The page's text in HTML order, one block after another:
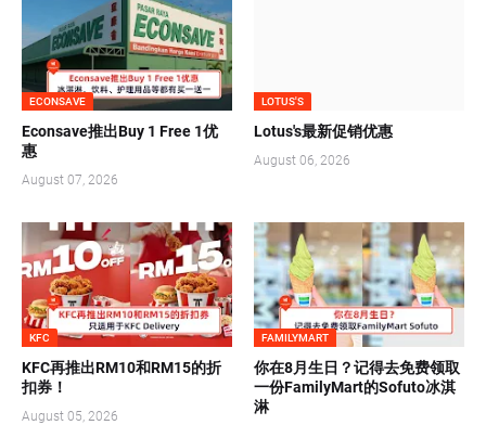
ECONSAVE
Econsave推出Buy 1 Free 1优
惠
August 07, 2026
LOTUS'S
Lotus's最新促销优惠
August 06, 2026
KFC
KFC再推出RM10和RM15的折
扣券！
August 05, 2026
FAMILYMART
你在8月生日？记得去免费领取
一份FamilyMart的Sofuto冰淇
淋